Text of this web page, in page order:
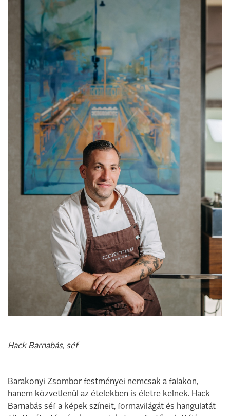
Hack Barnabás, séf
Barakonyi Zsombor festményei nemcsak a falakon,
hanem közvetlenül az ételekben is életre kelnek. Hack
Barnabás séf a képek színeit, formavilágát és hangulatát